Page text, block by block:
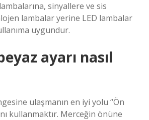
sinyallere ve sis
lambalar yerine LED lambalar
uygundur.
ayarı nasıl
ulaşmanın en iyi yolu “Ön
kullanmaktır. Merceğin önüne